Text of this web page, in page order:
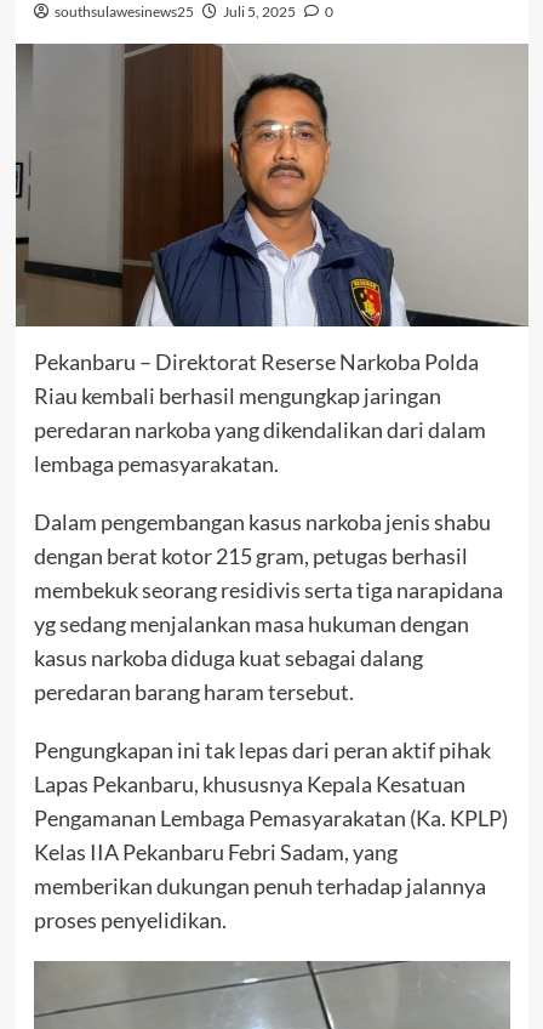
southsulawesinews25 Juli 5, 2025 0
Pekanbaru – Direktorat Reserse Narkoba Polda
Riau kembali berhasil mengungkap jaringan
peredaran narkoba yang dikendalikan dari dalam
lembaga pemasyarakatan.
Dalam pengembangan kasus narkoba jenis shabu
dengan berat kotor 215 gram, petugas berhasil
membekuk seorang residivis serta tiga narapidana
yg sedang menjalankan masa hukuman dengan
kasus narkoba diduga kuat sebagai dalang
peredaran barang haram tersebut.
Pengungkapan ini tak lepas dari peran aktif pihak
Lapas Pekanbaru, khususnya Kepala Kesatuan
Pengamanan Lembaga Pemasyarakatan (Ka. KPLP)
Kelas IIA Pekanbaru Febri Sadam, yang
memberikan dukungan penuh terhadap jalannya
proses penyelidikan.